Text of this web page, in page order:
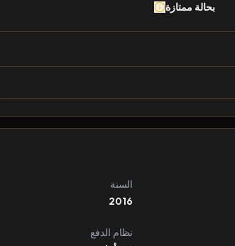
بحالة ممتازة
السنة
2016
نظام الدفع